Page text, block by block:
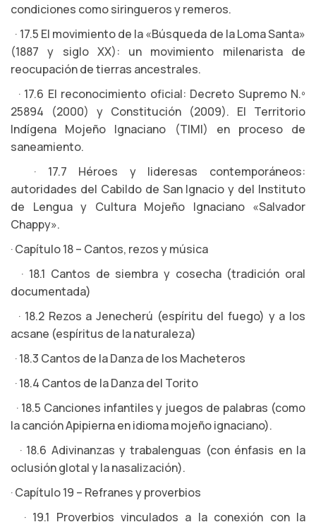
condiciones como siringueros y remeros.
· 17.5 El movimiento de la «Búsqueda de la Loma Santa»
(1887 y siglo XX): un movimiento milenarista de
reocupación de tierras ancestrales.
· 17.6 El reconocimiento oficial: Decreto Supremo N.º
25894 (2000) y Constitución (2009). El Territorio
Indígena Mojeño Ignaciano (TIMI) en proceso de
saneamiento.
· 17.7 Héroes y lideresas contemporáneos:
autoridades del Cabildo de San Ignacio y del Instituto
de Lengua y Cultura Mojeño Ignaciano «Salvador
Chappy».
· Capítulo 18 – Cantos, rezos y música
· 18.1 Cantos de siembra y cosecha (tradición oral
documentada)
· 18.2 Rezos a Jenecherú (espíritu del fuego) y a los
acsane (espíritus de la naturaleza)
· 18.3 Cantos de la Danza de los Macheteros
· 18.4 Cantos de la Danza del Torito
· 18.5 Canciones infantiles y juegos de palabras (como
la canción Apipierna en idioma mojeño ignaciano).
· 18.6 Adivinanzas y trabalenguas (con énfasis en la
oclusión glotal y la nasalización).
· Capítulo 19 – Refranes y proverbios
· 19.1 Proverbios vinculados a la conexión con la